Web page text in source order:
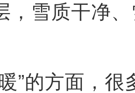
，雪质干净
的方面，很